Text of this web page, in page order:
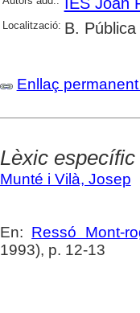
Localització: B.
Enllaç
Lèxic
Munté i Vilà, Josep
En: Ressó Mont-
1993), p. 12-13